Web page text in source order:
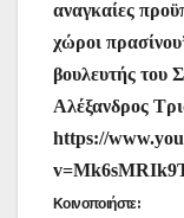
αναγκαίες
χώροι
βουλευτής του
Αλέξανδρος
https://
Κοινοποιήστε: